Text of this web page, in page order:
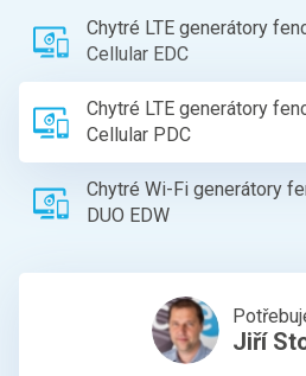
Chytré LTE generátory
Cellular EDC
Chytré LTE generátory
Cellular PDC
Chytré Wi-Fi generátory
DUO EDW
Jiří